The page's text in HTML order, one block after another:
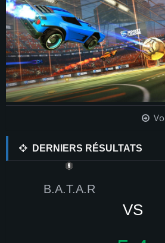
DERNIERS RÉSULTATS
B.A.T.A.R
VS